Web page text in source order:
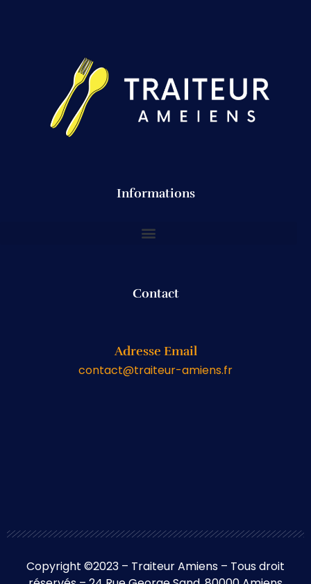
Informations
Contact
Adresse Email
contact@traiteur-amiens.fr
Copyright ©2023 – Traiteur Amiens – Tous droit